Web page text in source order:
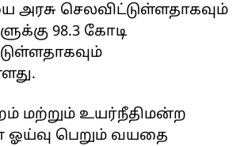
அரசு செலவிட்டுள்ளதாகவும்
98.3 கோடி
மற்றும் உயர்நீதிமன்ற
ஓய்வு பெறும் வயதை